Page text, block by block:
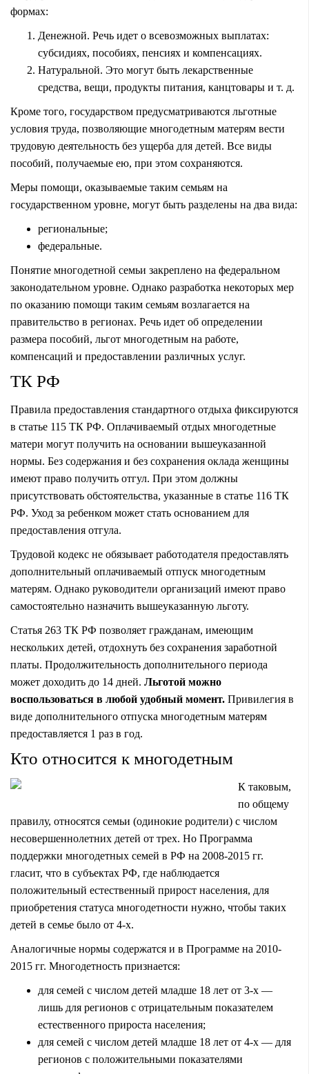
формах:
Денежной. Речь идет о всевозможных выплатах:
субсидиях, пособиях, пенсиях и компенсациях.
Натуральной. Это могут быть лекарственные
средства, вещи, продукты питания, канцтовары и т. д.
Кроме того, государством предусматриваются льготные
условия труда, позволяющие многодетным матерям вести
трудовую деятельность без ущерба для детей. Все виды
пособий, получаемые ею, при этом сохраняются.
Меры помощи, оказываемые таким семьям на
государственном уровне, могут быть разделены на два вида:
региональные;
федеральные.
Понятие многодетной семьи закреплено на федеральном
законодательном уровне. Однако разработка некоторых мер
по оказанию помощи таким семьям возлагается на
правительство в регионах. Речь идет об определении
размера пособий, льгот многодетным на работе,
компенсаций и предоставлении различных услуг.
ТК РФ
Правила предоставления стандартного отдыха фиксируются
в статье 115 ТК РФ. Оплачиваемый отдых многодетные
матери могут получить на основании вышеуказанной
нормы. Без содержания и без сохранения оклада женщины
имеют право получить отгул. При этом должны
присутствовать обстоятельства, указанные в статье 116 ТК
РФ. Уход за ребенком может стать основанием для
предоставления отгула.
Трудовой кодекс не обязывает работодателя предоставлять
дополнительный оплачиваемый отпуск многодетным
матерям. Однако руководители организаций имеют право
самостоятельно назначить вышеуказанную льготу.
Статья 263 ТК РФ позволяет гражданам, имеющим
нескольких детей, отдохнуть без сохранения заработной
платы. Продолжительность дополнительного периода
может доходить до 14 дней. Льготой можно
воспользоваться в любой удобный момент. Привилегия в
виде дополнительного отпуска многодетным матерям
предоставляется 1 раз в год.
Кто относится к многодетным
К таковым,
по общему
правилу, относятся семьи (одинокие родители) с числом
несовершеннолетних детей от трех. Но Программа
поддержки многодетных семей в РФ на 2008-2015 гг.
гласит, что в субъектах РФ, где наблюдается
положительный естественный прирост населения, для
приобретения статуса многодетности нужно, чтобы таких
детей в семье было от 4-х.
Аналогичные нормы содержатся и в Программе на 2010-
2015 гг. Многодетность признается:
для семей с числом детей младше 18 лет от 3-х —
лишь для регионов с отрицательным показателем
естественного прироста населения;
для семей с числом детей младше 18 лет от 4-х — для
регионов с положительными показателями